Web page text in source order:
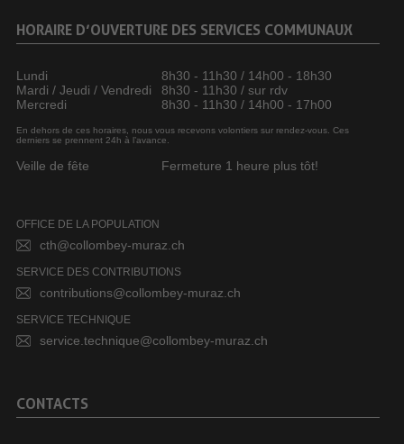
HORAIRE D’OUVERTURE DES SERVICES COMMUNAUX
Lundi
8h30 - 11h30 / 14h00 - 18h30
Mardi / Jeudi / Vendredi
8h30 - 11h30 / sur rdv
Mercredi
8h30 - 11h30 / 14h00 - 17h00
En dehors de ces horaires, nous vous recevons volontiers sur rendez-vous. Ces
derniers se prennent 24h à l’avance.
Veille de fête Fermeture 1 heure plus tôt!
OFFICE DE LA POPULATION
cth@collombey-muraz.ch
SERVICE DES CONTRIBUTIONS
contributions@collombey-muraz.ch
SERVICE TECHNIQUE
service.technique@collombey-muraz.ch
CONTACTS